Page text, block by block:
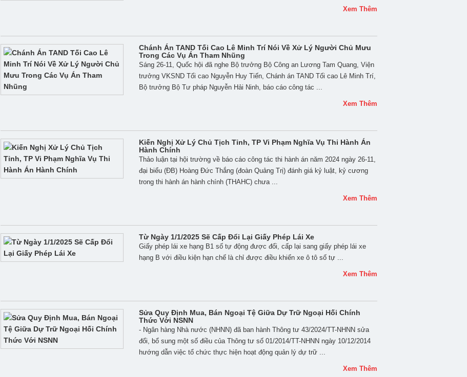
Xem Thêm
Chánh Án TAND Tối Cao Lê Minh Trí Nói Về Xử Lý Người Chủ Mưu
Trong Các Vụ Án Tham Nhũng
Sáng 26-11, Quốc hội đã nghe Bộ trưởng Bộ Công an Lương Tam Quang, Viện
trưởng VKSND Tối cao Nguyễn Huy Tiến, Chánh án TAND Tối cao Lê Minh Trí,
Bộ trưởng Bộ Tư pháp Nguyễn Hải Ninh, báo cáo công tác ...
Xem Thêm
Kiến Nghị Xử Lý Chủ Tịch Tỉnh, TP Vi Phạm Nghĩa Vụ Thi Hành Án
Hành Chính
Thảo luận tại hội trường về báo cáo công tác thi hành án năm 2024 ngày 26-11,
đại biểu (ĐB) Hoàng Đức Thắng (đoàn Quảng Trị) đánh giá kỷ luật, kỷ cương
trong thi hành án hành chính (THAHC) chưa ...
Xem Thêm
Từ Ngày 1/1/2025 Sẽ Cấp Đổi Lại Giấy Phép Lái Xe
Giấy phép lái xe hạng B1 số tự động được đổi, cấp lại sang giấy phép lái xe
hạng B với điều kiện hạn chế là chỉ được điều khiển xe ô tô số tự ...
Xem Thêm
Sửa Quy Định Mua, Bán Ngoại Tệ Giữa Dự Trữ Ngoại Hối Chính
Thức Với NSNN
- Ngân hàng Nhà nước (NHNN) đã ban hành Thông tư 43/2024/TT-NHNN sửa
đổi, bổ sung một số điều của Thông tư số 01/2014/TT-NHNN ngày 10/12/2014
hướng dẫn việc tổ chức thực hiện hoạt động quản lý dự trữ ...
Xem Thêm